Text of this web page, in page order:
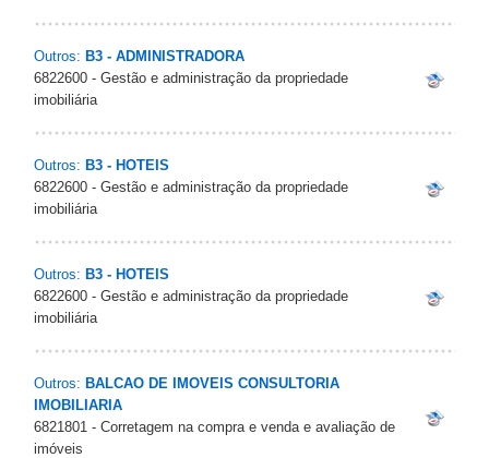
Outros: B3 - ADMINISTRADORA
6822600 - Gestão e administração da propriedade
imobiliária
Outros: B3 - HOTEIS
6822600 - Gestão e administração da propriedade
imobiliária
Outros: B3 - HOTEIS
6822600 - Gestão e administração da propriedade
imobiliária
Outros: BALCAO DE IMOVEIS CONSULTORIA
IMOBILIARIA
6821801 - Corretagem na compra e venda e avaliação de
imóveis